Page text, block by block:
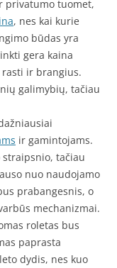
privatumo tuomet,
, nes kai kurie
būdas yra
gera kaina
ir brangius.
galimybių, tačiau
ir gamintojams.
straipsnio, tačiau
nuo naudojamo
prabangesnis, o
mechanizmai.
roletas bus
paprasta
dydis, nes kuo